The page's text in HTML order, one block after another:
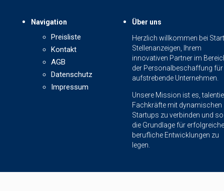
Navigation
Preisliste
Kontakt
AGB
Datenschutz
Impressum
Über uns
Herzlich willkommen bei
Stellenanzeigen, Ihrem
innovativen Partner im
der Personalbeschaffung für
aufstrebende Unternehmen.
Unsere Mission ist es,
Fachkräfte mit dynamischen
Startups zu verbinden und so
die Grundlage für erfolgreiche
berufliche Entwicklungen zu
legen.